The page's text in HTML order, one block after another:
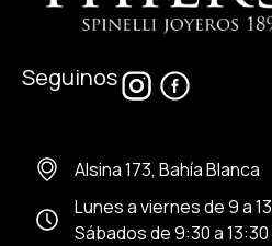
Seguinos
Alsina 173, Bahía Blanca
Lunes a viernes de 9 a 13
Sábados de 9:30 a 13:30